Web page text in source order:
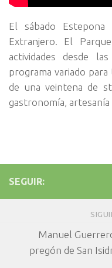
El sábado
Extranjero. El
actividades desde
programa variado
de una veintena de
gastronomía, artesanía
SEGUIR:
Manuel
pregón de San